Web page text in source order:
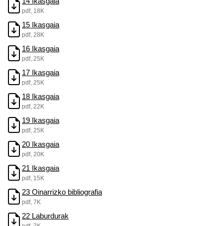
pdf, 18K
15 Ikasgaia
pdf, 28K
16 Ikasgaia
pdf, 25K
17 Ikasgaia
pdf, 25K
18 Ikasgaia
pdf, 22K
19 Ikasgaia
pdf, 25K
20 Ikasgaia
pdf, 20K
21 Ikasgaia
pdf, 15K
23 Oinarrizko bibliografia
pdf, 7K
22 Laburdurak